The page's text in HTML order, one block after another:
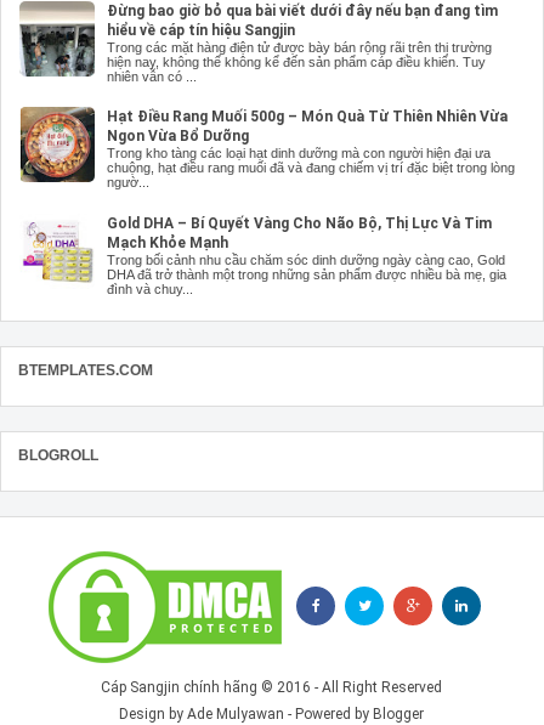
Đừng bao giờ bỏ qua bài viết dưới đây nếu bạn đang tìm
hiểu về cáp tín hiệu Sangjin
Trong các mặt hàng điện tử được bày bán rộng rãi trên thị trường
hiện nay, không thể không kể đến sản phẩm cáp điều khiển. Tuy
nhiên vẫn có ...
Hạt Điều Rang Muối 500g – Món Quà Từ Thiên Nhiên Vừa
Ngon Vừa Bổ Dưỡng
Trong kho tàng các loại hạt dinh dưỡng mà con người hiện đại ưa
chuộng, hạt điều rang muối đã và đang chiếm vị trí đặc biệt trong lòng
ngườ...
Gold DHA – Bí Quyết Vàng Cho Não Bộ, Thị Lực Và Tim
Mạch Khỏe Mạnh
Trong bối cảnh nhu cầu chăm sóc dinh dưỡng ngày càng cao, Gold
DHA đã trở thành một trong những sản phẩm được nhiều bà mẹ, gia
đình và chuy...
BTEMPLATES.COM
BLOGROLL
Cáp Sangjin chính hãng © 2016 - All Right Reserved
Design byAde Mulyawan - Powered byBlogger